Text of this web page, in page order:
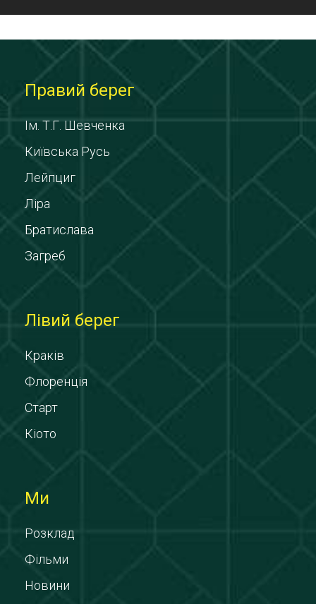
Правий берег
Ім. Т.Г. Шевченка
Київська Русь
Лейпциг
Ліра
Братислава
Загреб
Лівий берег
Краків
Флоренція
Старт
Кіото
Ми
Розклад
Фільми
Новини